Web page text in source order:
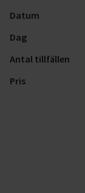
Datum
Dag
Antal tillfällen
Pris